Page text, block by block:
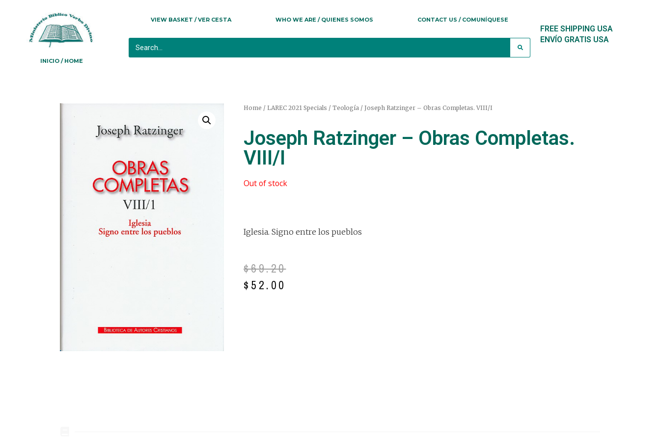
INICIO / HOME
VIEW BASKET / VER CESTA WHO WE ARE / QUIENES SOMOS CONTACT US / COMUNÍQUESE
FREE SHIPPING USA
ENVÍO GRATIS USA
Home / LAREC 2021 Specials / Teología/ Joseph Ratzinger – Obras Completas. VIII/I
Joseph Ratzinger – Obras Completas.
VIII/I
Out of stock
Iglesia. Signo entre los pueblos
$69.20
$ 52.00